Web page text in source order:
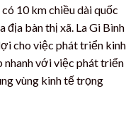
10 km chiều dài quốc
địa bàn thị xã. La Gi Bình
cho việc phát triển kinh
nhanh với việc phát triển
vùng kinh tế trọng